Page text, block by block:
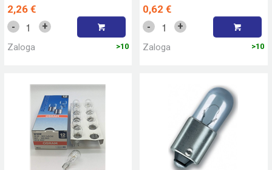
2,26 €
- +
Zaloga >10
0,62 €
- +
Zaloga >10